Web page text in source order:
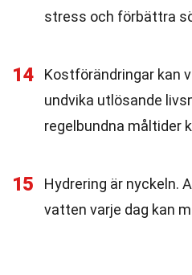
stress och förbättra
14
Kostförändringar kan
undvika utlösande
regelbundna måltider
15
Hydrering är nyckeln.
vatten varje dag kan